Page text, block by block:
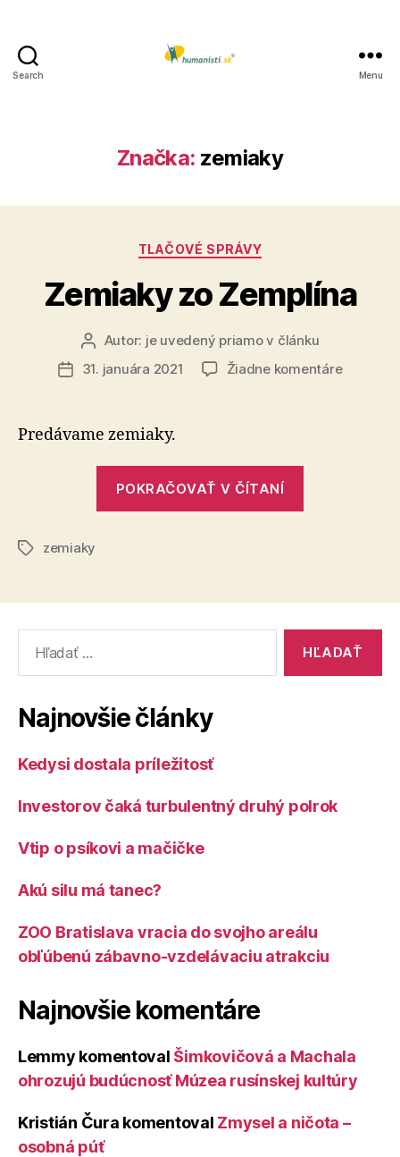
Search Menu
Značka: zemiaky
Kategórie
TLAČOVÉ SPRÁVY
Zemiaky zo Zemplína
Autor
článku
Autor: je uvedený priamo v článku
Dátum
31. januára 2021 Žiadne komentárena
Predávame zemiaky.
POKRAČOVAŤ V ČÍTANÍ
Značkyzemiaky
Najnovšie články
Kedysi dostala príležitosť
Investorov čaká turbulentný druhý polrok
Vtip o psíkovi a mačičke
Akú silu má tanec?
ZOO Bratislava vracia do svojho areálu
obľúbenú zábavno-vzdelávaciu atrakciu
Najnovšie komentáre
Lemmy komentoval Šimkovičová a Machala
ohrozujú budúcnosť Múzea rusínskej kultúry
Kristián Čura komentoval Zmysel a ničota –
osobná púť